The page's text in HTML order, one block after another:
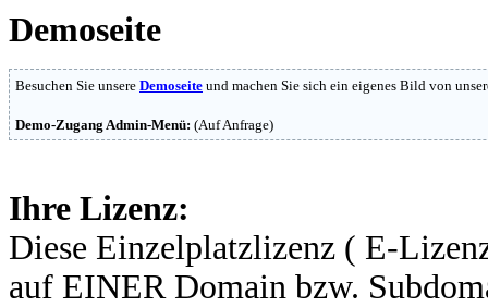
Demoseite
Besuchen Sie unsere Demoseite und machen Sie sich ein eigenes Bild von
Demo-Zugang Admin-Menü: (Auf Anfrage)
Ihre Lizenz:
Diese Einzelplatzlizenz ( E-
auf EINER Domain bzw.